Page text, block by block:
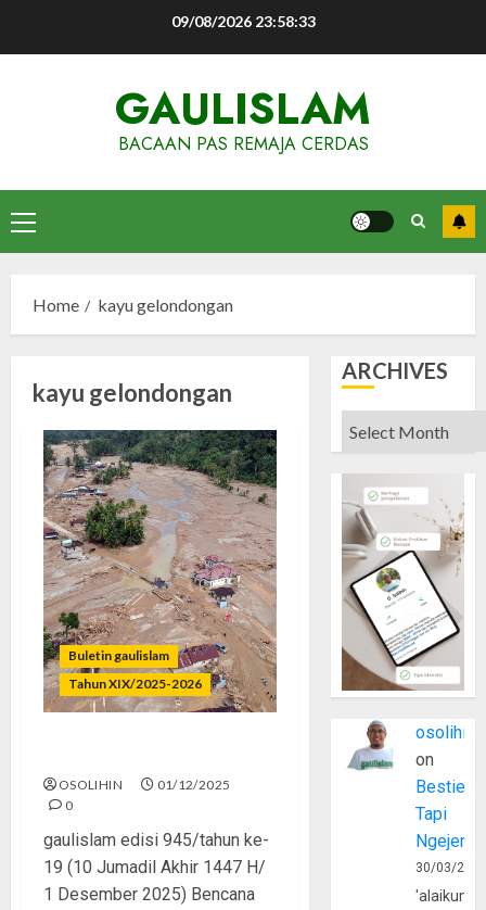
09/08/2026 23:58:33
GAULISLAM
BACAAN PAS REMAJA CERDAS
Primary
Menu
Home kayu gelondongan
kayu gelondongan
Buletin gaulislam
Tahun XIX/2025-2026
OSOLIHIN
01/12/2025
0
gaulislam edisi 945/tahun ke-
19 (10 Jumadil Akhir 1447 H/
1 Desember 2025) Bencana
ARCHIVES
Archives
osolihin
on
Bestie
Tapi
30/03/